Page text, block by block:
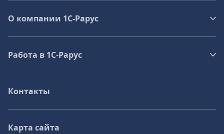
О компании 1C-Рарус
Работа в 1С‑Рарус
Контакты
Карта сайта